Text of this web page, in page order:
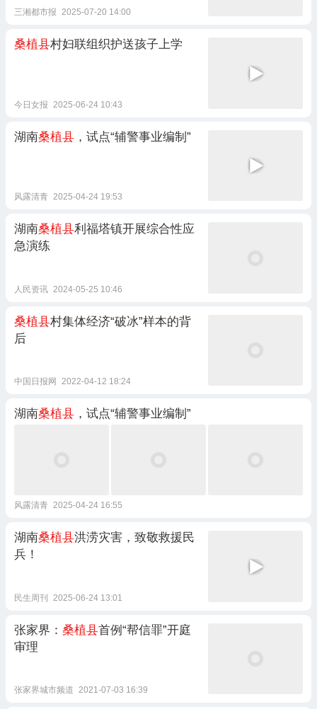
三湘都市报 2025-07-20 14:00
桑植县村妇联组织护送孩子上学
今日女报 2025-06-24 10:43
湖南桑植县 ，试点“辅警事业编制”
风露清青 2025-04-24 19:53
湖南桑植县利福塔镇开展综合性应
急演练
人民资讯 2024-05-25 10:46
桑植县村集体经济“破冰”样本的背
后
中国日报网 2022-04-12 18:24
湖南桑植县 ，试点“辅警事业编制”
风露清青 2025-04-24 16:55
湖南桑植县洪涝灾害，致敬救援民
兵！
民生周刊 2025-06-24 13:01
张家界： 桑植县首例“帮信罪”开庭
审理
张家界城市频道 2021-07-03 16:39